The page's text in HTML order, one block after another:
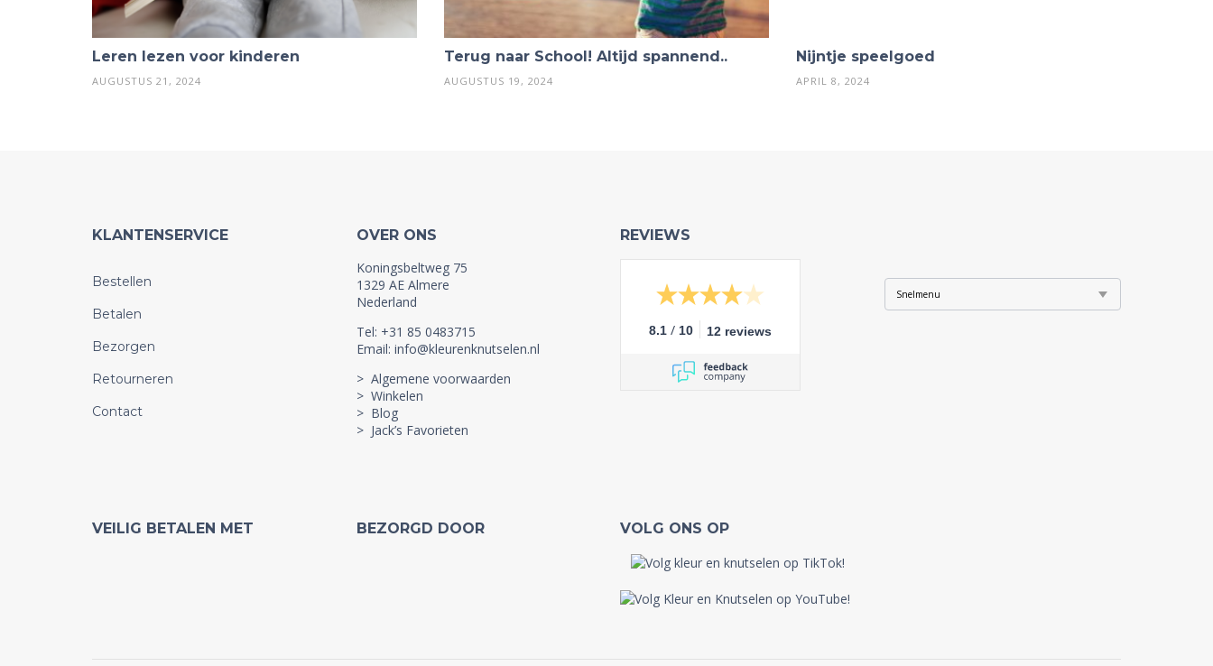
Leren lezen voor kinderen
AUGUSTUS 21, 2024
Terug naar School! Altijd spannend..
AUGUSTUS 19, 2024
Nijntje speelgoed
APRIL 8, 2024
KLANTENSERVICE
Bestellen
Betalen
Bezorgen
Retourneren
Contact
OVER ONS
Koningsbeltweg 75
1329 AE Almere
Nederland
Tel: +31 85 0483715
Email: info@kleurenknutselen.nl
> Algemene voorwaarden
> Winkelen
> Blog
> Jack’s Favorieten
REVIEWS
8.1 / 10 12 reviews
VEILIG BETALEN MET BEZORGD DOOR VOLG ONS OP